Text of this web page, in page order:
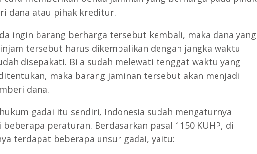
dana atau pihak kreditur.
ingin barang berharga tersebut kembali, maka dana yang
tersebut harus dikembalikan dengan jangka waktu
disepakati. Bila sudah melewati tenggat waktu yang
maka barang jaminan tersebut akan menjadi
dana.
gadai itu sendiri, Indonesia sudah mengaturnya
beberapa peraturan. Berdasarkan pasal 1150 KUHP, di
terdapat beberapa unsur gadai, yaitu: